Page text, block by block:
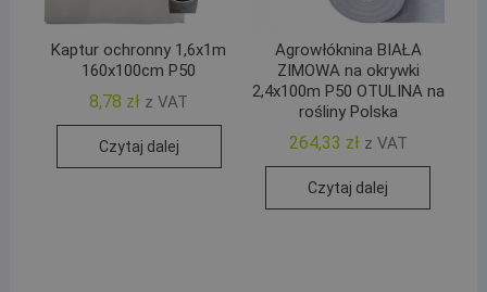
Kaptur ochronny 1,6x1m
160x100cm P50
8,78 zł z VAT
Czytaj dalej
Agrowłóknina BIAŁA
ZIMOWA na okrywki
2,4x100m P50 OTULINA na
rośliny Polska
264,33 zł z VAT
Czytaj dalej